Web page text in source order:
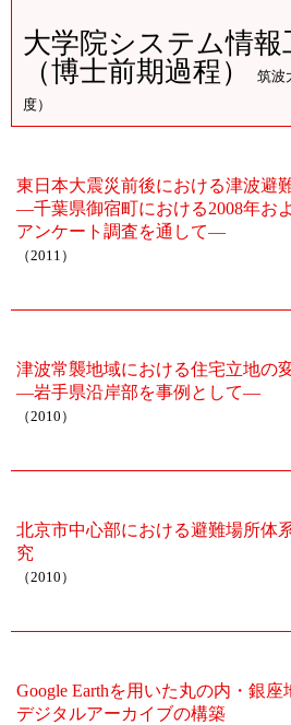
大学院システム情報
（博士前期過程）
筑波
度）
東日本大震災前後における津波避
―千葉県御宿町における2008年お
アンケート調査を通して―
（2011）
津波常襲地域における住宅立地の
—岩手県沿岸部を事例として—
（2010）
北京市中心部における避難場所体
究
（2010）
Google Earthを用いた丸の内・銀
デジタルアーカイブの構築